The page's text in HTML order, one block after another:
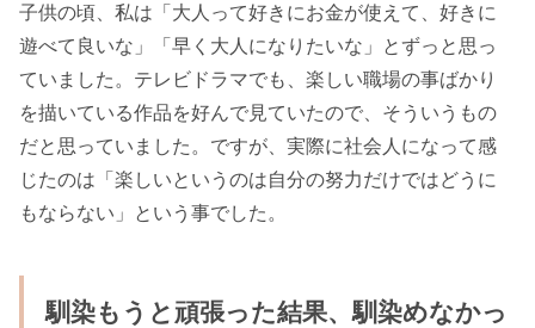
子供の頃、私は「大人って好きにお金が使えて、好きに
遊べて良いな」「早く大人になりたいな」とずっと思っ
ていました。テレビドラマでも、楽しい職場の事ばかり
を描いている作品を好んで見ていたので、そういうもの
だと思っていました。ですが、実際に社会人になって感
じたのは「楽しいというのは自分の努力だけではどうに
もならない」という事でした。
馴染もうと頑張った結果、馴染めなかっ